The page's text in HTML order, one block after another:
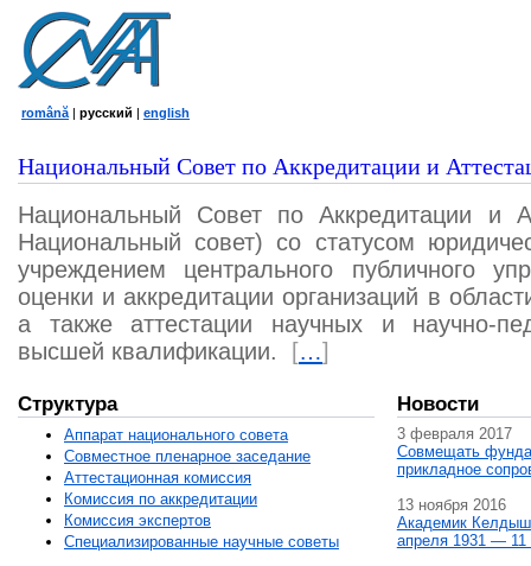
română | русский | english
Национальный Совет по Аккредитации и
Национальный Совет по Аккредитации и
Национальный совет) со статусом
учреждением центрального публичного
оценки и аккредитации организаций в
а также аттестации научных и научно-
высшей квалификации.
[…]
Структура
Аппарат национального совета
Совместное пленарное заседание
Аттестационная комисcия
Комиссия по аккредитации
Комиссия экспертов
Специализированные научные советы
Новости
3 февраля 2017
Совмещать
прикладное
13 ноября 2016
Академик
апреля 1931 — 11